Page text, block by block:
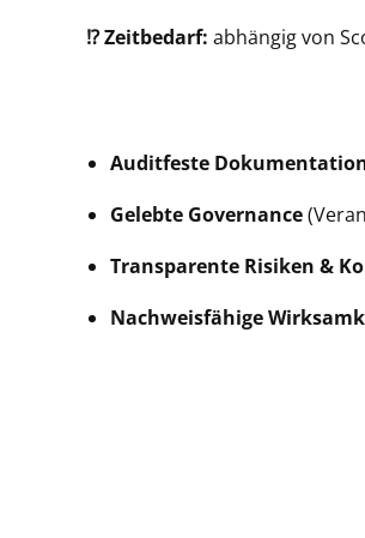
⁉️ Zeitbedarf: abhängig von
Auditfeste
Gelebte Governance
Transparente Risiken &
Nachweisfähige